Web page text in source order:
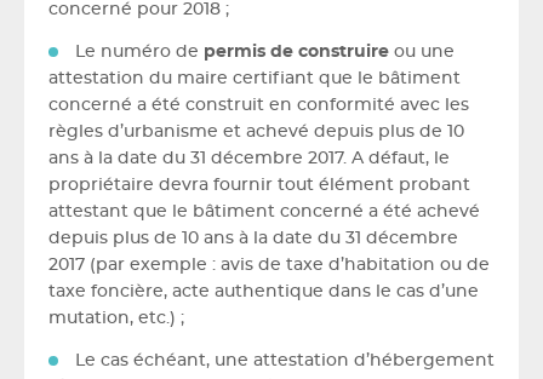
concerné pour 2018 ;
Le numéro de permis de construire ou une
attestation du maire certifiant que le bâtiment
concerné a été construit en conformité avec les
règles d’urbanisme et achevé depuis plus de 10
ans à la date du 31 décembre 2017. A défaut, le
propriétaire devra fournir tout élément probant
attestant que le bâtiment concerné a été achevé
depuis plus de 10 ans à la date du 31 décembre
2017 (par exemple : avis de taxe d’habitation ou de
taxe foncière, acte authentique dans le cas d’une
mutation, etc.) ;
Le cas échéant, une attestation d’hébergement